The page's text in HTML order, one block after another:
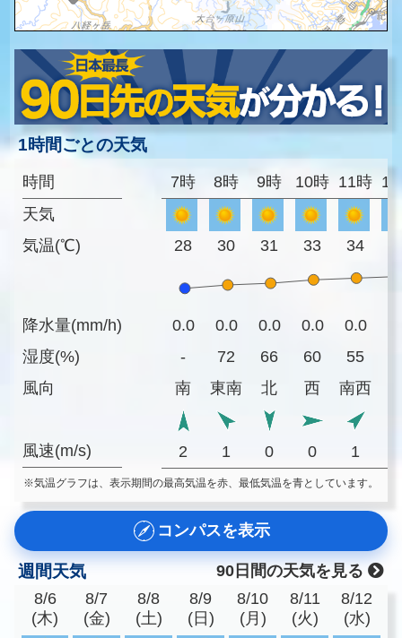
1時間ごとの天気
時間
天気
気温(℃)
降水量(mm/h)
湿度(%)
風向
風速(m/s)
7時 8時 9時 10時 11時
28 30 31 33 34
0.0 0.0 0.0 0.0 0.0
-
72 66 60 55
南
東南 北 西 南西
2 1 0 0 1
※気温グラフは、表示期間の最高気温を赤、最低気温を青としています。
コンパスを表示
週間天気
90日間の天気を見る
8/6
(木)
8/7
(金)
8/8
(土)
8/9
(日)
8/10
(月)
8/11
(火)
8/12
(水)